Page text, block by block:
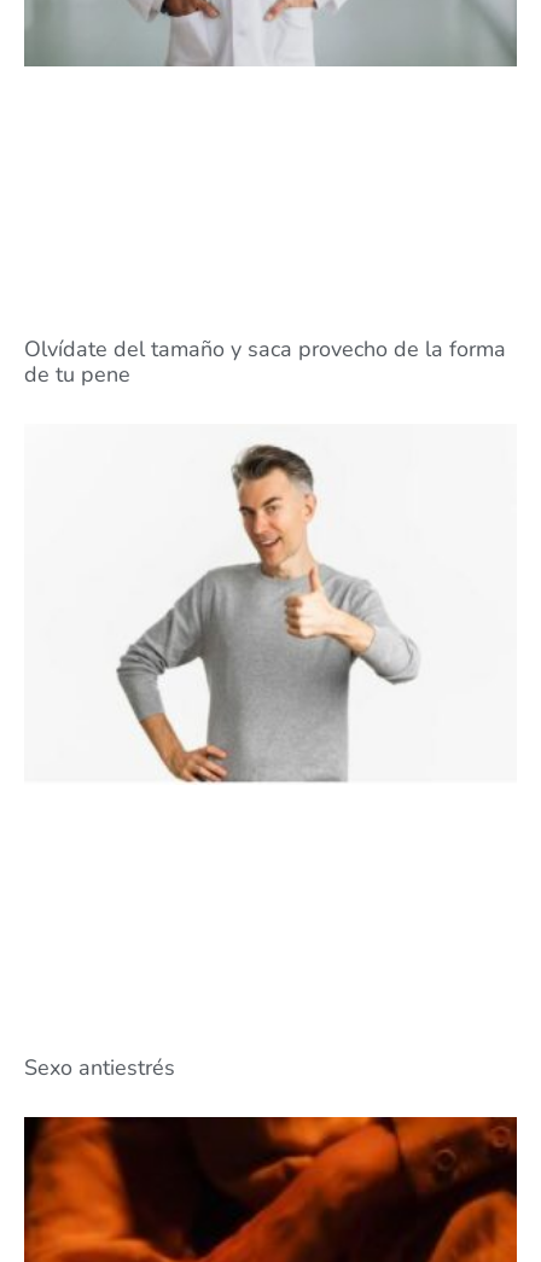
Olvídate del tamaño y saca provecho de la forma
de tu pene
Sexo antiestrés